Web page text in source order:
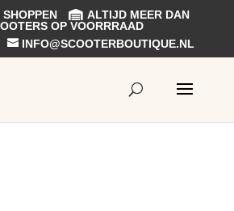
ALTIJD MEER DAN
OP VOORRRAAD
INFO@SCOOTERBOUTIQUE.NL